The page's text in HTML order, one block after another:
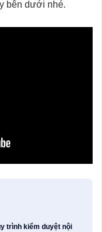
bên dưới nhé.
trình kiểm duyệt nội